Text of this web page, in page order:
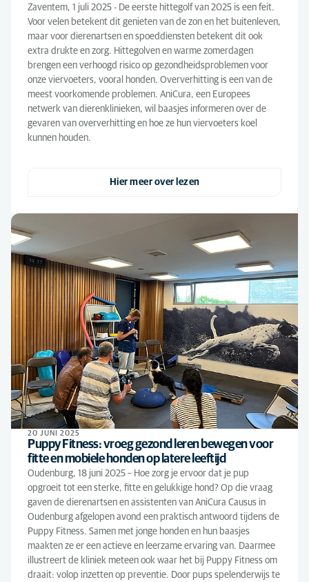
Zaventem, 1 juli 2025 - De eerste hittegolf van 2025 is een feit.
Voor velen betekent dit genieten van de zon en het buitenleven,
maar voor dierenartsen en spoeddiensten betekent dit ook
extra drukte en zorg. Hittegolven en warme zomerdagen
brengen een verhoogd risico op gezondheidsproblemen voor
onze viervoeters, vooral honden. Oververhitting is een van de
meest voorkomende problemen. AniCura, een Europees
netwerk van dierenklinieken, wil baasjes informeren over de
gevaren van oververhitting en hoe ze hun viervoeters koel
kunnen houden.
Hier meer over lezen
20 JUNI 2025
Puppy Fitness: vroeg gezond leren bewegen voor
fitte en mobiele honden op latere leeftijd
Oudenburg, 18 juni 2025 – Hoe zorg je ervoor dat je pup
opgroeit tot een sterke, fitte en gelukkige hond? Op die vraag
gaven de dierenartsen en assistenten van AniCura Causus in
Oudenburg afgelopen avond een praktisch antwoord tijdens de
Puppy Fitness. Samen met jonge honden en hun baasjes
maakten ze er een actieve en leerzame ervaring van. Daarmee
illustreert de kliniek meteen ook waar het bij Puppy Fitness om
draait: volop inzetten op preventie. Door pups spelenderwijs te